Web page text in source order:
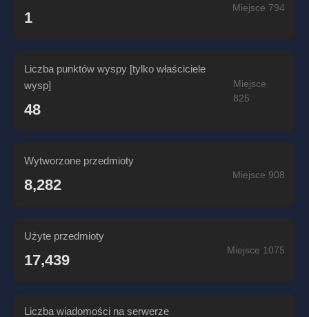
1
Miejsce 794
Liczba punktów wyspy [tylko właściciele
wysp]
48
Miejsce
825
Wytworzone przedmioty
8,282
Miejsce 908
Użyte przedmioty
17,439
Miejsce 1075
Liczba wiadomości na serwerze